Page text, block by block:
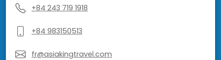
+84 243 719 1918
+84 983150513
fr@asiakingtravel.com